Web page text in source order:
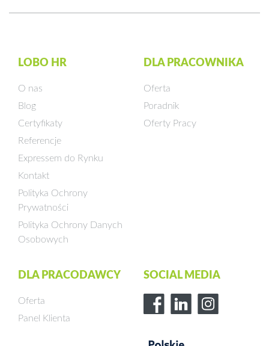
LOBO HR
O nas
Blog
Certyfikaty
Referencje
Expressem do Rynku
Kontakt
Polityka Ochrony
Prywatności
Polityka Ochrony Danych
Osobowych
DLA PRACOWNIKA
Oferta
Poradnik
Oferty Pracy
DLA PRACODAWCY
Oferta
Panel Klienta
SOCIAL MEDIA